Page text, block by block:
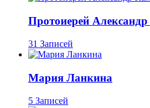
Протоиерей
31 Записей
Мария Ланкина
5 Записей